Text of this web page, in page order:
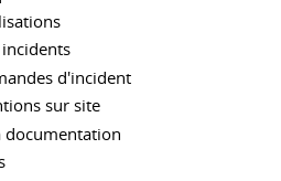
d'incident
sur site
documentation